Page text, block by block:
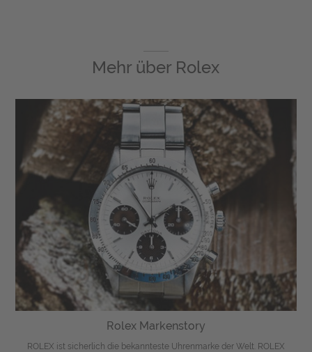
Mehr über Rolex
Rolex Markenstory
ROLEX ist sicherlich die bekannteste Uhrenmarke der Welt. ROLEX